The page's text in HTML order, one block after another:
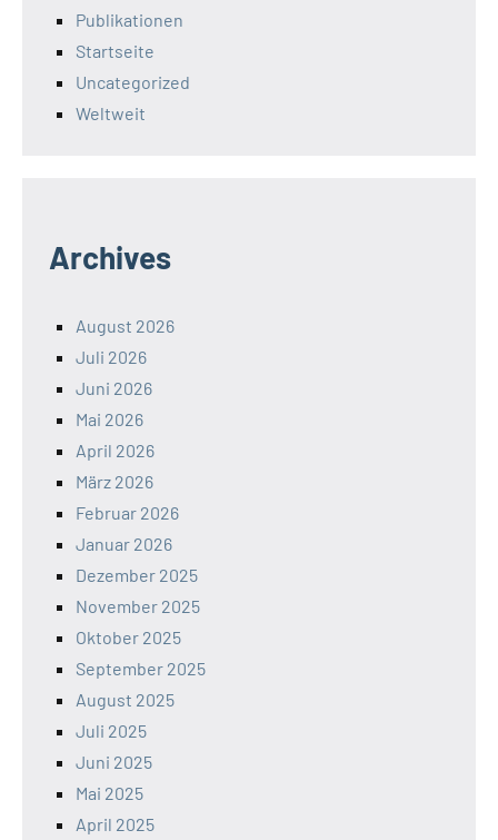
Publikationen
Startseite
Uncategorized
Weltweit
Archives
August 2026
Juli 2026
Juni 2026
Mai 2026
April 2026
März 2026
Februar 2026
Januar 2026
Dezember 2025
November 2025
Oktober 2025
September 2025
August 2025
Juli 2025
Juni 2025
Mai 2025
April 2025